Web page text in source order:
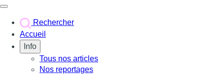
Rechercher
Accueil
Info
Tous nos articles
Nos reportages